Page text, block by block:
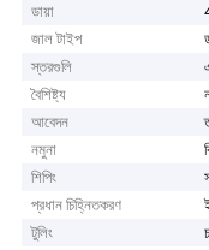
ডায়া
জাল টাইপ
স্তরগুলি
বৈশিষ্ট্য
আবেদন
নমুনা
শিপিং
প্রধান চিহ্নিতকরণ
টুলিং